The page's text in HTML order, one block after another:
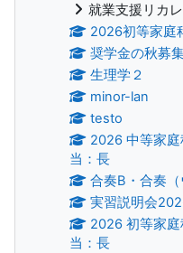
就業支援リカ
2026初等家庭
奨学金の秋募
生理学２
minor-lan
testo
2026 中等家
当：長
合奏B・合奏（
実習説明会
2026 初等家
当：長